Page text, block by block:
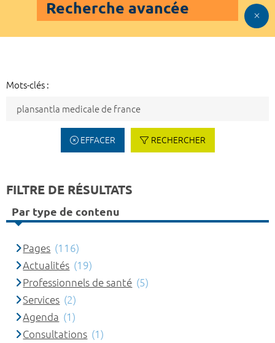
Recherche avancée
Mots-clés :
EFFACER RECHERCHER
FILTRE DE RÉSULTATS
Par type de contenu
Pages (116)
Actualités (19)
Professionnels de santé (5)
Services (2)
Agenda (1)
Consultations (1)